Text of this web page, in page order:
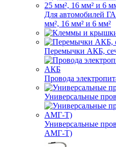
Для автомобилей
мм², 16 мм² и 6 мм²
Перемычки АКБ,
Провода
Универсальные
Универсальные
АМГ-Т)